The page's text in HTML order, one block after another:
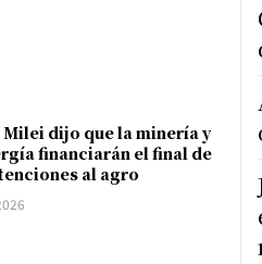
Milei dijo que la minería y
financiarán el final de
al agro